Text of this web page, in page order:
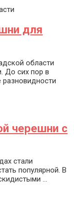
для
области
До сих пор в
разновидности
черешни с
стали
популярной. В
...